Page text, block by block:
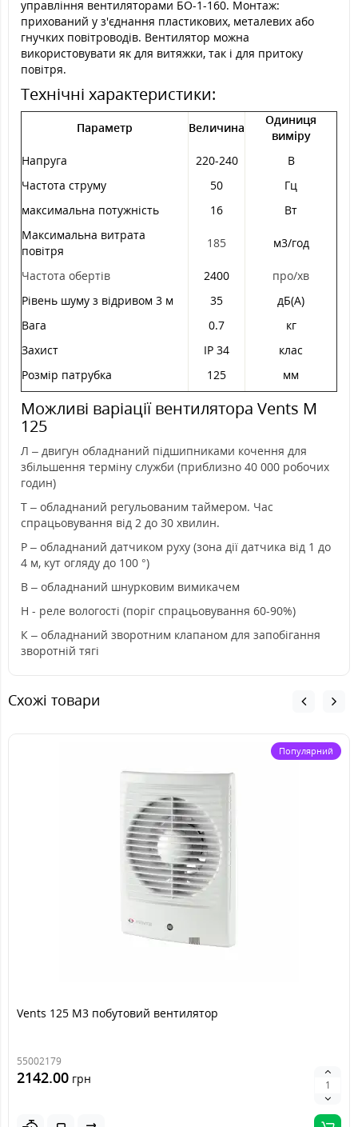
управління вентиляторами БО-1-160. Монтаж:
прихований у з'єднання пластикових, металевих або
гнучких повітроводів. Вентилятор можна
використовувати як для витяжки, так і для притоку
повітря.
Технічні характеристики:
Параметр Величина
Одиниця
виміру
Напруга
220-240
B
Частота струму
50
Гц
максимальна потужність
16
Вт
Максимальна витрата
повітря
185 м3/год
Частота обертів 2400
про/хв
Рівень шуму з відривом 3 м
35
дБ(А)
Вага
0.7
кг
Захист
IP 34
клас
Розмір патрубка
125 мм
Можливі варіації вентилятора Vents М
125
Л – двигун обладнаний підшипниками кочення для
збільшення терміну служби (приблизно 40 000 робочих
годин)
Т – обладнаний регульованим таймером. Час
спрацьовування від 2 до 30 хвилин.
Р – обладнаний датчиком руху (зона дії датчика від 1 до
4 м, кут огляду до 100 °)
В – обладнаний шнурковим вимикачем
Н - реле вологості (поріг спрацьовування 60-90%)
К – обладнаний зворотним клапаном для запобігання
зворотній тягі
Схожі товари
Популярний
Vents 125 M3 побутовий вентилятор
55002179
2142.00 грн